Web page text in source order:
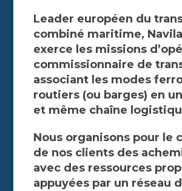
Leader européen du
combiné maritime,
exerce les missions
commissionnaire de
associant les modes
routiers (ou barges) en
et même chaîne
Nous organisons pour le
de nos clients des
avec des ressources
appuyées par un réseau